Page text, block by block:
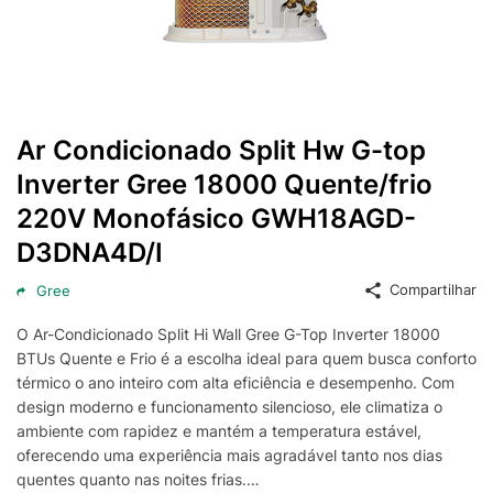
Ar Condicionado Split Hw G-top
Inverter Gree 18000 Quente/frio
220V Monofásico GWH18AGD-
D3DNA4D/I
Gree Compartilhar
O Ar-Condicionado Split Hi Wall Gree G-Top Inverter 18000
BTUs Quente e Frio é a escolha ideal para quem busca conforto
térmico o ano inteiro com alta eficiência e desempenho. Com
design moderno e funcionamento silencioso, ele climatiza o
ambiente com rapidez e mantém a temperatura estável,
oferecendo uma experiência mais agradável tanto nos dias
quentes quanto nas noites frias.